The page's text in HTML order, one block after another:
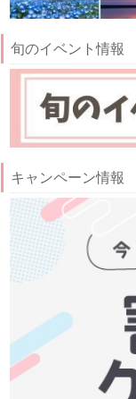
旬のイベント情報
キャンペーン情報